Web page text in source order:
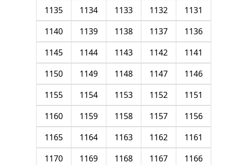
1131
1132
1133
1134
1135
1136
1137
1138
1139
1140
1141
1142
1143
1144
1145
1146
1147
1148
1149
1150
1151
1152
1153
1154
1155
1156
1157
1158
1159
1160
1161
1162
1163
1164
1165
1166
1167
1168
1169
1170